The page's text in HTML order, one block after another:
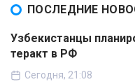
ПОСЛЕДНИЕ
Узбекистанцы
теракт в РФ
Сегодня, 21:08